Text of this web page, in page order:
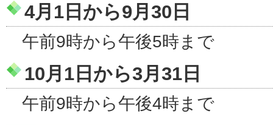
4月1日から9月30日
午前9時から午後5時まで
10月1日から3月31日
午前9時から午後4時まで